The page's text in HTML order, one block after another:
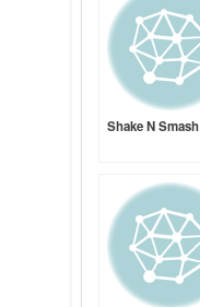
Shake N Smash